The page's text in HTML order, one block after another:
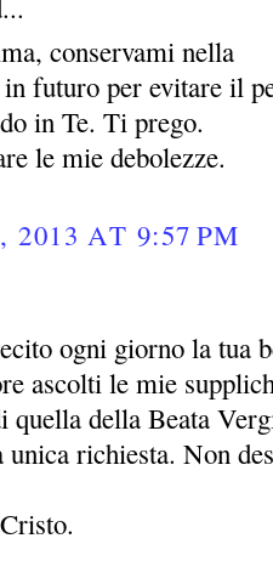
conservami nella
futuro per evitare il
in Te. Ti prego.
le mie debolezze.
2013 AT 9:57 PM
ogni giorno la tua
ascolti le mie
quella della Beata
richiesta. Non